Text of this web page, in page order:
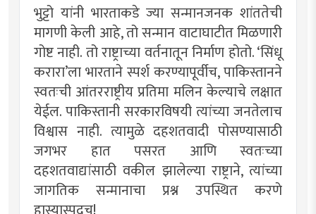
भुट्टो यांनी भारताकडे ज्या सन्मानजनक शांततेची
मागणी केली आहे, तो सन्मान वाटाघाटीत मिळणारी
गोष्ट नाही. तो राष्ट्राच्या वर्तनातून निर्माण होतो. ‘सिंधू
करारा’ला भारताने स्पर्श करण्यापूर्वीच, पाकिस्तानने
स्वतःची आंतरराष्ट्रीय प्रतिमा मलिन केल्याचे लक्षात
येईल. पाकिस्तानी सरकारविषयी त्यांच्या जनतेलाच
विश्वास नाही. त्यामुळे दहशतवादी पोसण्यासाठी
जगभर हात पसरत आणि स्वतःच्या
दहशतवाद्यांसाठी वकील झालेल्या राष्ट्राने, त्यांच्या
जागतिक सन्मानाचा प्रश्न उपस्थित करणे